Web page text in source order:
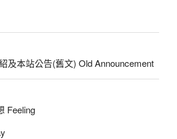
及本站公告(舊文) Old Announcement
Feeling